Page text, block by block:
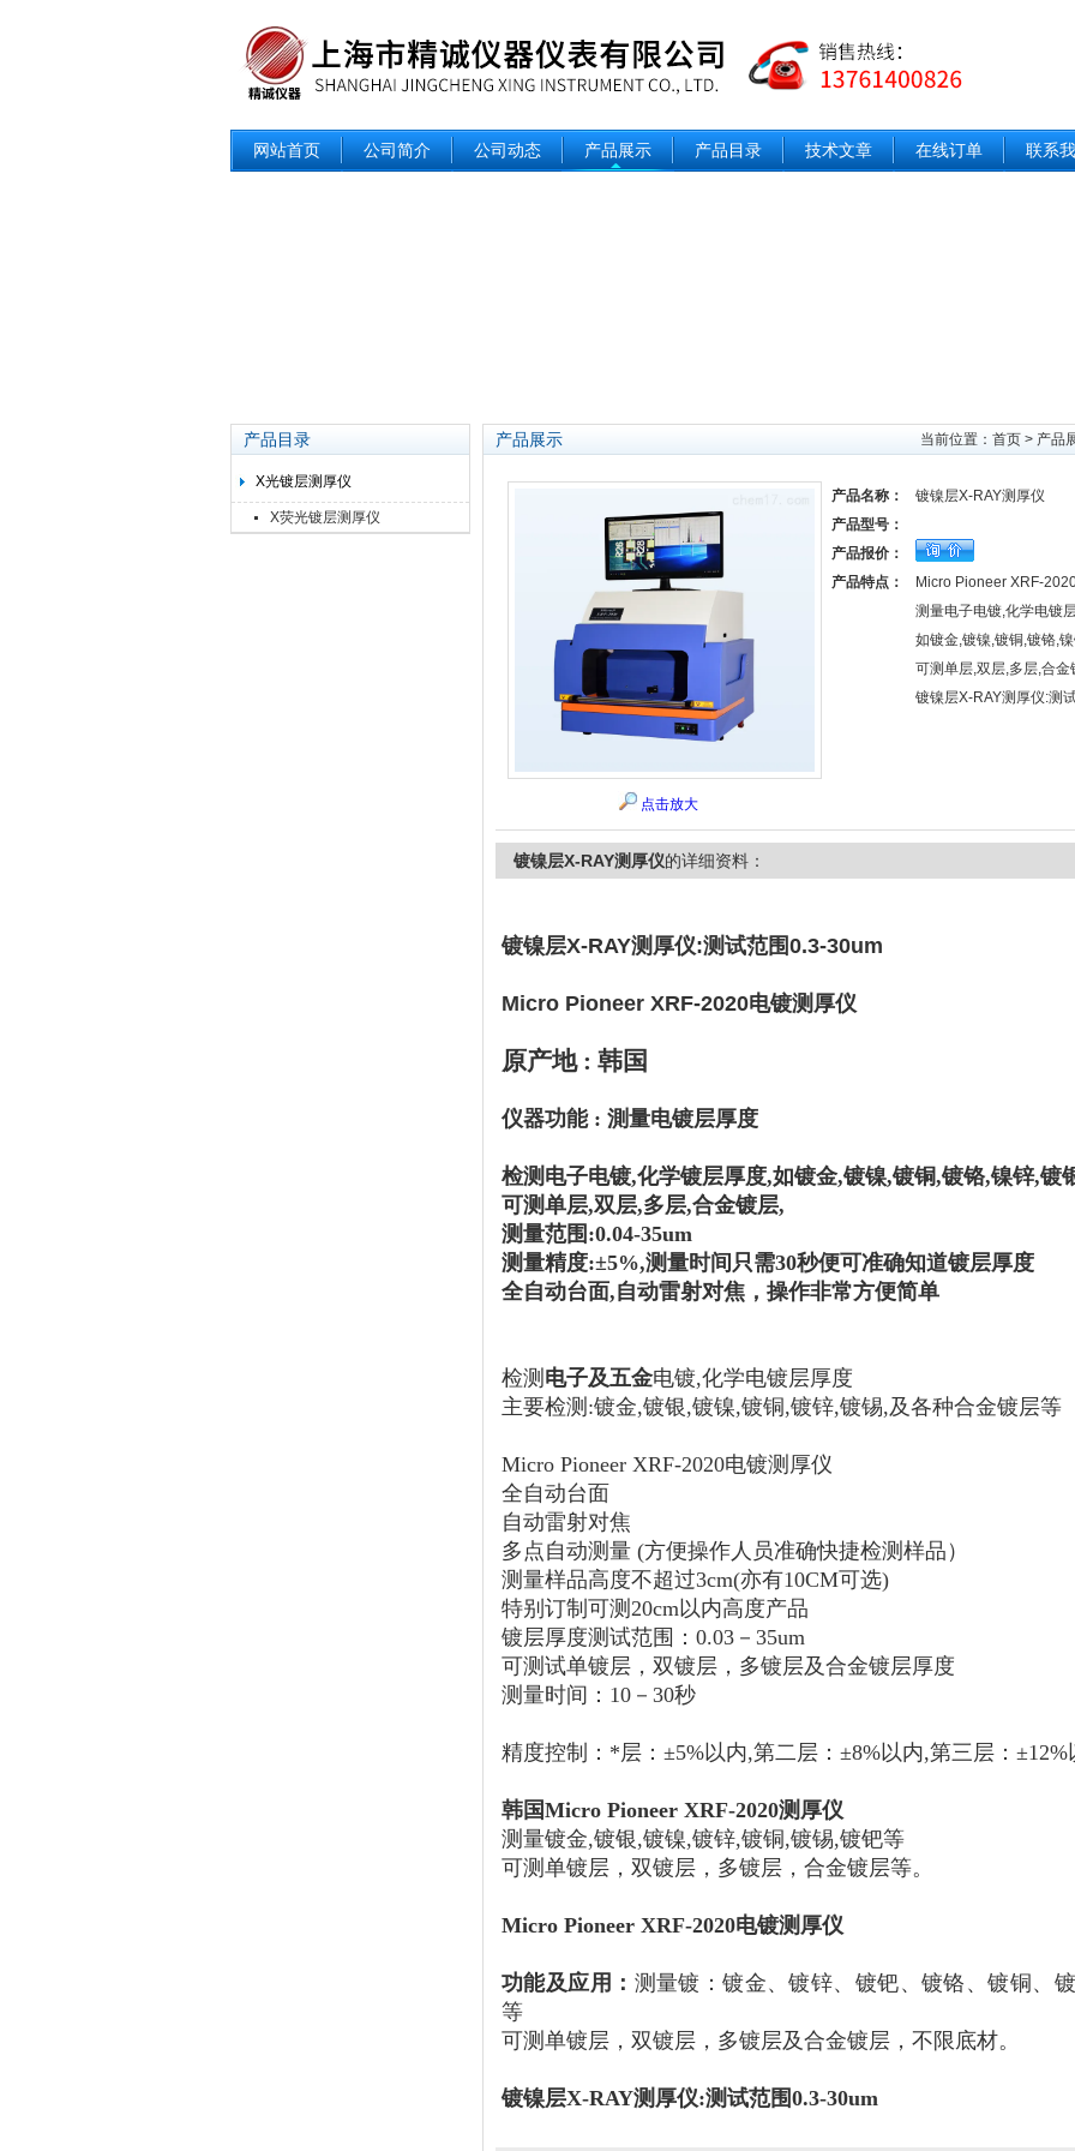
网站首页 公司简介 公司动态 产品展示 产品目录 技术文章 在线订单 联系
产品目录
X光镀层测厚仪
X荧光镀层测厚仪
产品展示 当前位置： 首页 > 产品
点击放大
产品名称：
镀镍层X-RAY测厚仪
产品型号：
产品报价：
产品特点：
Micro Pioneer XRF-
测量电子电镀,化学电镀
如镀金,镀镍,镀铜,镀铬,
可测单层,双层,多层,合金
镀镍层X-RAY测厚仪:测
镀镍层X-RAY测厚仪的详细资料：
镀镍层X-RAY测厚仪:测试范围0.3-30um
Micro Pioneer XRF-2020电镀测厚仪
原产地: 韩国
仪器功能 : 測量电镀层厚度
检测电子电镀,化学镀层厚度,如镀金,镀镍,镀铜,镀铬,镍锌,镀
可测单层,双层,多层,合金镀层,
测量范围:0.04-35um
测量精度:±5%,测量时间只需30秒便可准确知道镀层厚度
全自动台面,自动雷射对焦，操作非常方便简单
检测 电子及五金电镀,化学电镀层厚度
主要检测:镀金,镀银,镀镍,镀铜,镀锌,镀锡,及各种合金镀层等
Micro Pioneer XRF-2020电镀测厚仪
全自动台面
自动雷射对焦
多点自动测量 (方便操作人员准确快捷检测样品）
测量样品高度不超过3cm(亦有10CM可选)
特别订制可测20cm以内高度产品
镀层厚度测试范围：0.03－35um
可测试单镀层，双镀层，多镀层及合金镀层厚度
测量时间：10－30秒
精度控制：*层：±5%以内,第二层：±8%以内,第三层：±12%
韩国Micro Pioneer XRF-2020测厚仪
测量镀金,镀银,镀镍,镀锌,镀铜,镀锡,镀钯等
可测单镀层，双镀层，多镀层，合金镀层等。
Micro Pioneer XRF-2020电镀测厚仪
功能及应用： 测量镀：镀金、镀锌、 镀钯、镀铬、镀铜、镀
等
可测单镀层，双镀层，多镀层及合金镀层，不限底材。
镀镍层X-RAY测厚仪:测试范围0.3-30um